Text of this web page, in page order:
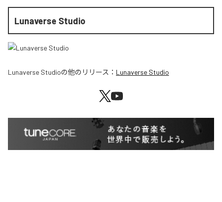
Lunaverse Studio
Lunaverse Studioの他のリリース： Lunaverse Studio